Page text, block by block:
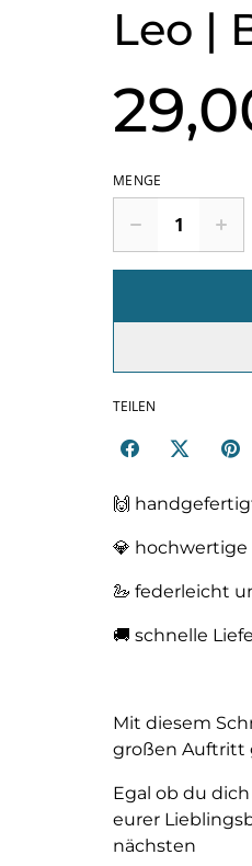
Leo |
MENGE
TEILEN
🙌
💎
🦢 federleicht
🚚 schnelle
Mit diesem
großen Auftritt
Egal ob du
eurer
nächsten